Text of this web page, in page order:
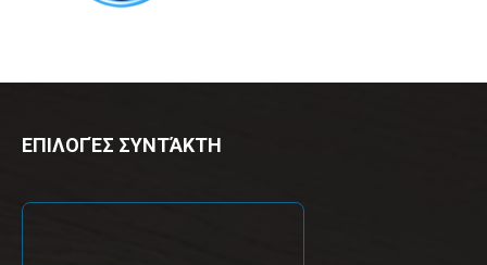
ΕΠΙΛΟΓΈΣ ΣΥΝΤΆΚΤΗ